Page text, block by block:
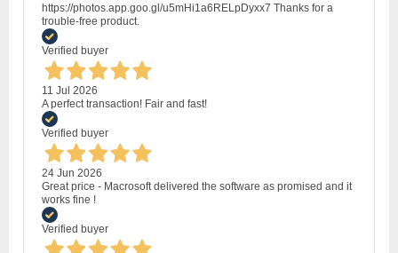
https://photos.app.goo.gl/u5mHi1a6RELpDyxx7 Thanks for a
trouble-free product.
Verified buyer
11 Jul 2026
A perfect transaction! Fair and fast!
Verified buyer
24 Jun 2026
Great price - Macrosoft delivered the software as promised and it
works fine !
Verified buyer